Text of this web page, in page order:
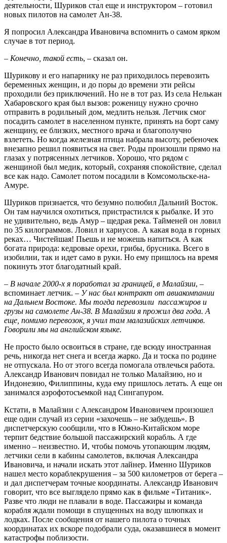
деятельности, Шуриков стал еще и инструктором – готовил
новых пилотов на самолет Ан-38.
Я попросил Александра Ивановича вспомнить о самом ярком
случае в тот период.
– Конечно, такой есть, – сказал он.
Шурикову и его напарнику не раз приходилось перевозить
беременных женщин, и до поры до времени эти рейсы
проходили без приключений. Но не в тот раз. Из села Нелькан
Хабаровского края был вызов: роженицу нужно срочно
отправить в родильный дом, медлить нельзя. Летчик смог
посадить самолет в населенном пункте, принять на борт саму
женщину, ее близких, местного врача и благополучно
взлететь. Но когда железная птица набрала высоту, ребеночек
внезапно решил появиться на свет. Роды произошли прямо на
глазах у потрясенных летчиков. Хорошо, что рядом с
женщиной был медик, который, сохраняя спокойствие, сделал
все как надо. Самолет потом посадили в Комсомольске-на-
Амуре.
Шуриков признается, что безумно полюбил Дальний Восток.
Он там научился охотиться, пристрастился к рыбалке. И это
не удивительно, ведь Амур – щедрая река. Тайменей он ловил
по 35 килограммов. Ловил и хариусов. А какая вода в горных
реках… Чистейшая! Пьешь и не можешь напиться. А как
богата природа: кедровые орехи, грибы, брусника. Всего в
изобилии, так и идет само в руки. Но ему пришлось на время
покинуть этот благодатный край.
– В начале 2000-х я поработал за границей, в Малайзии, –
вспоминает летчик. – У нас был контракт от авиакомпании
на Дальнем Востоке. Мы тогда перевозили пассажиров и
грузы на самолете Ан-38. В Малайзии я прожил два года. А
еще, помимо перевозок, я учил там малазийских летчиков.
Говорили мы на английском языке.
Не просто было освоиться в стране, где всюду иностранная
речь, никогда нет снега и всегда жарко. Да и тоска по родине
не отпускала. Но от этого всегда помогала отвлечься работа.
Александр Иванович повидал не только Малайзию, но и
Индонезию, Филиппины, куда ему пришлось летать. А еще он
занимался аэрофотосъемкой над Сингапуром.
Кстати, в Малайзии с Александром Ивановичем произошел
еще один случай из серии «захочешь – не забудешь». В
диспетчерскую сообщили, что в Южно-Китайском море
терпит бедствие большой пассажирский корабль. А где
именно – неизвестно. И, чтобы помочь утопающим людям,
летчики сели в кабины самолетов, включая Александра
Ивановича, и начали искать этот лайнер. Именно Шуриков
нашел место кораблекрушения – за 500 километров от берега –
и дал диспетчерам точные координаты. Александр Иванович
говорит, что все выглядело прямо как в фильме «Титаник».
Разве что люди не плавали в воде. Пассажиры и команда
корабля ждали помощи в спущенных на воду шлюпках и
лодках. После сообщения от нашего пилота о точных
координатах их вскоре подобрали суда, оказавшиеся в момент
катастрофы поблизости.